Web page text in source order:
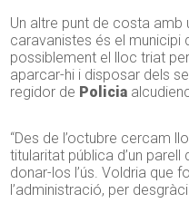
Un altre punt de costa amb
caravanistes és el municipi
possiblement el lloc triat
aparcar-hi i disposar dels
regidor de Policia
“Des de l’octubre cercam
titularitat pública d’un
donar-los l’ús. Voldria que
l’administració, per